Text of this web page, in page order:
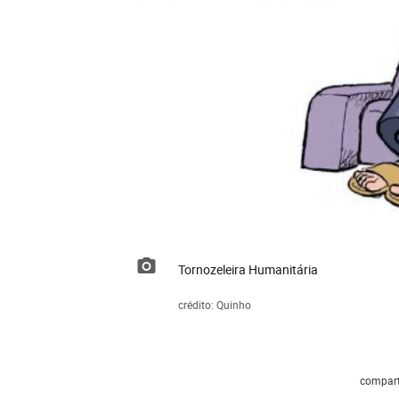
Tornozeleira Humanitária
crédito: Quinho